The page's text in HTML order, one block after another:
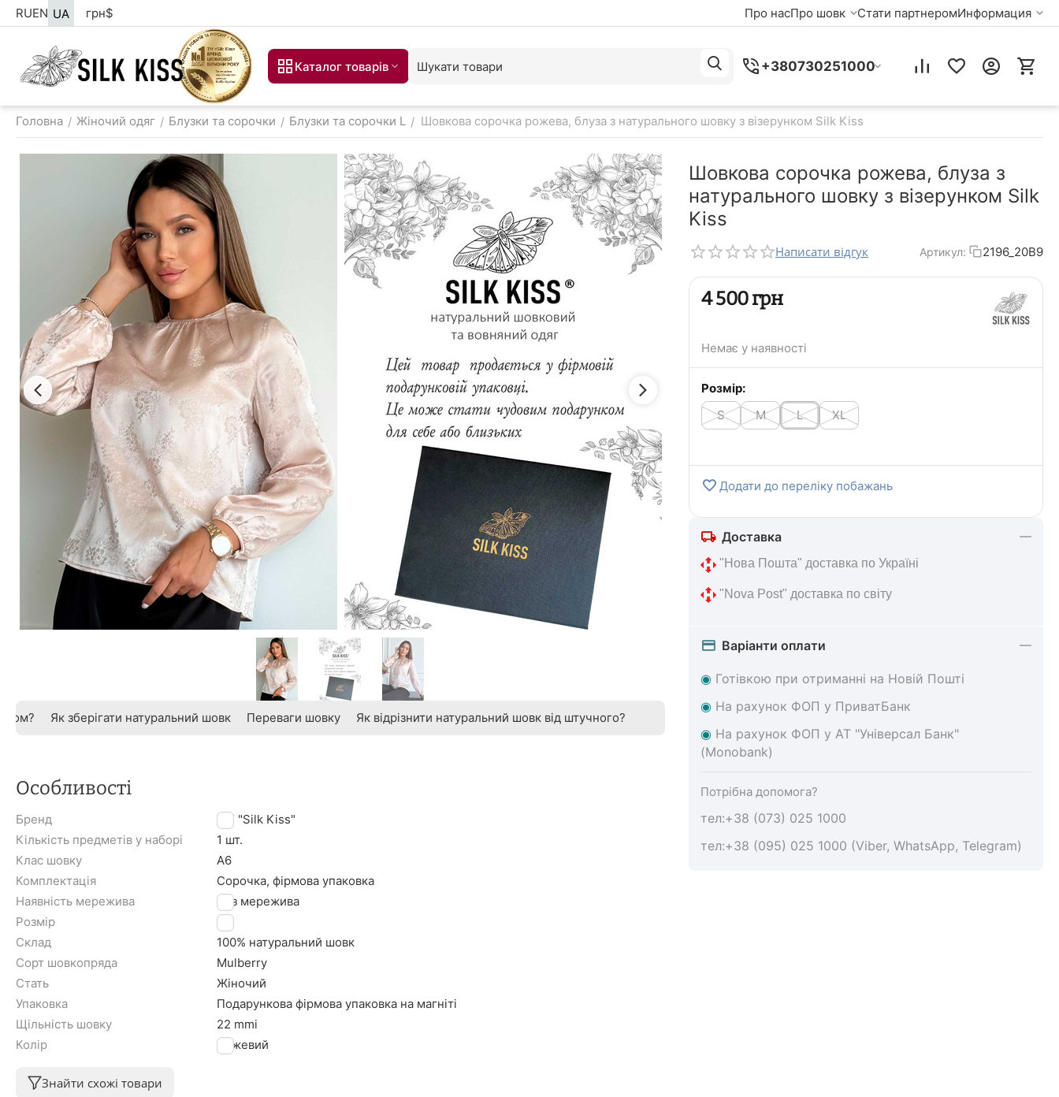
RUEN UA грн$ Про насПро шовк Стати партнеромИнформация
Каталог товарiв +380730251000
Головна / Жіночий одяг / Блузки та сорочки / Блузки та сорочки L / Шовкова сорочка рожева, блуза з натурального шовку з візерунком Silk Kiss
Шовкова сорочка рожева, блуза з
натурального шовку з візерунком Silk
Kiss
Написати відгук Артикул: 2196_20B9
‍4 500‍грн
Немає у наявності
Розмір:
S
M L XL
Додати до переліку побажань
Доставка
"Нова Пошта" доставка по Україні
"Nova Post" доставка по світу
Варіанти оплати
◉ Готівкою при отриманні на Новій Пошті
◉ На рахунок ФОП у ПриватБанк
◉ На рахунок ФОП у АТ "Універсал Банк"
(Monobank)
Потрібна допомога?
тел:+38 (073) 025 1000
тел:+38 (095) 025 1000 (Viber, WhatsApp, Telegram)
Як зберігати натуральний шовк Переваги шовку Як відрізнити натуральний шовк від штучного?
Особливості
Бренд
TM "Silk Kiss"
Кількість предметів у наборі
1 шт.
Клас шовку
A6
Комплектація
Сорочка, фірмова упаковка
Наявність мережива
Без мережива
Розмір
L
Склад
100% натуральний шовк
Сорт шовкопряда
Mulberry
Стать
Жіночий
Упаковка
Подарункова фірмова упаковка на магніті
Щільність шовку
22 mmi
Колір
Рожевий
Знайти схожі товари